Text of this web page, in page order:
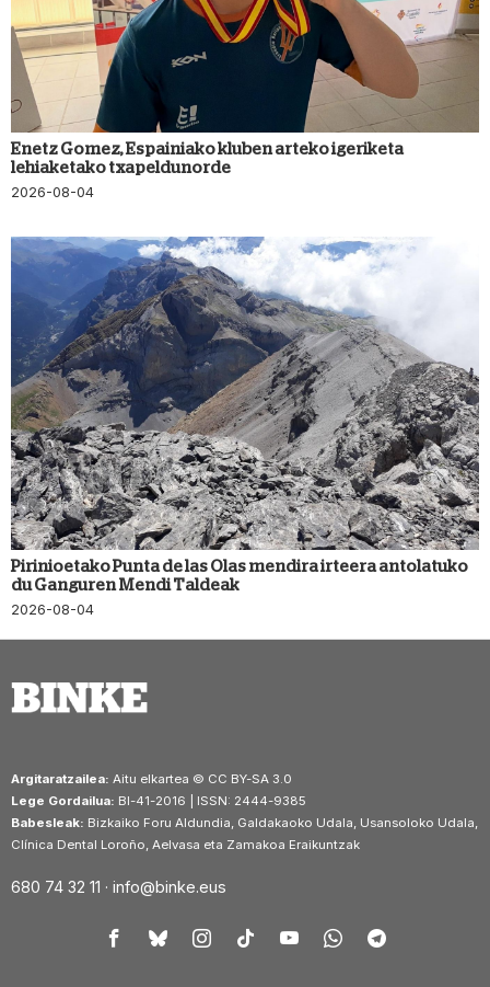
Enetz Gomez, Espainiako kluben arteko igeriketa
lehiaketako txapeldunorde
2026-08-04
Pirinioetako Punta de las Olas mendira irteera antolatuko
du Ganguren Mendi Taldeak
2026-08-04
Argitaratzailea: Aitu elkartea © CC BY-SA 3.0
Lege Gordailua: BI-41-2016 | ISSN: 2444-9385
Babesleak: Bizkaiko Foru Aldundia, Galdakaoko Udala, Usansoloko Udala,
Clínica Dental Loroño, Aelvasa eta Zamakoa Eraikuntzak
680 74 32 11 · info@binke.eus